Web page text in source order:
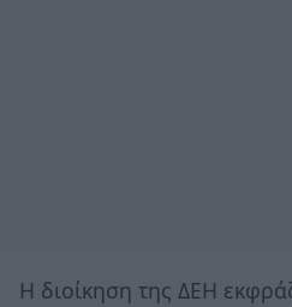
Η διοίκηση της ΔΕΗ